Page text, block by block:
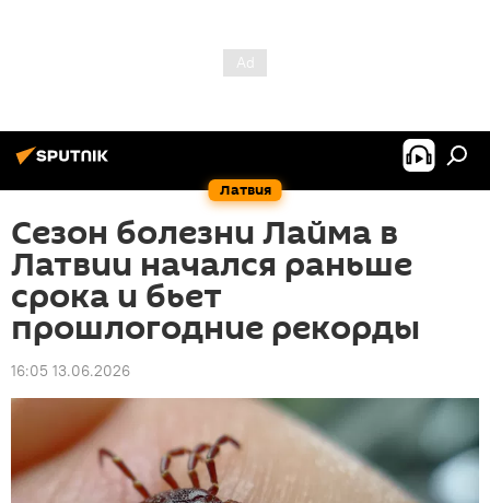
Латвия
Сезон болезни Лайма в
Латвии начался раньше
срока и бьет
прошлогодние рекорды
16:05 13.06.2026